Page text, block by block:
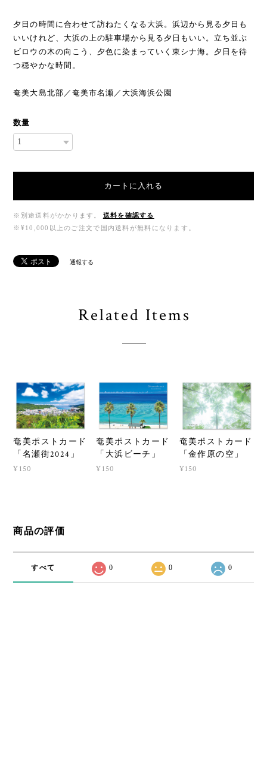
夕日の時間に合わせて訪ねたくなる大浜。浜辺から見る夕日も
いいけれど、大浜の上の駐車場から見る夕日もいい。立ち並ぶ
ビロウの木の向こう、夕色に染まっていく東シナ海。夕日を待
つ穏やかな時間。
奄美大島北部／奄美市名瀬／大浜海浜公園
数量
カートに入れる
※別途送料がかかります。
送料を確認する
※¥10,000以上のご注文で国内送料が無料になります。
通報する
Related Items
奄美ポストカード
「名瀬街2024」
¥150
奄美ポストカード
「大浜ビーチ」
¥150
奄美ポストカード
「金作原の空」
¥150
商品の評価
すべて 0 0 0